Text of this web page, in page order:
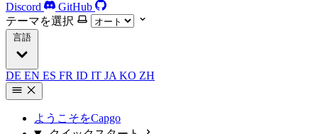
Discord
GitHub
テーマを選択
言語
DE EN ES FR ID IT JA KO ZH
ようこそをCapgo